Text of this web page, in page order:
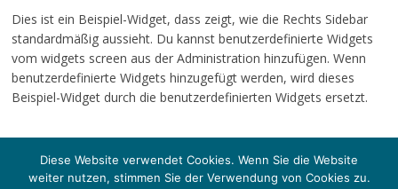
Dies ist ein Beispiel-Widget, dass zeigt, wie die Rechts Sidebar
standardmäßig aussieht. Du kannst benutzerdefinierte Widgets
vom widgets screen aus der Administration hinzufügen. Wenn
benutzerdefinierte Widgets hinzugefügt werden, wird dieses
Beispiel-Widget durch die benutzerdefinierten Widgets ersetzt.
Copyright © 2026klartext-sg. Alle Rechte vorbehalten.
Diese Website verwendet Cookies. Wenn Sie die Website
weiter nutzen, stimmen Sie der Verwendung von Cookies zu.